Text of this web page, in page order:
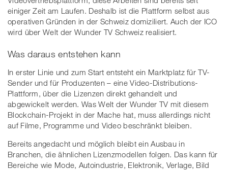
einiger Zeit am Laufen. Deshalb ist die Plattform selbst aus
operativen Gründen in der Schweiz domiziliert. Auch der ICO
wird über Welt der Wunder TV Schweiz realisiert.
Was daraus entstehen kann
In erster Linie und zum Start entsteht ein Marktplatz für TV-
Sender und für Produzenten – eine Video-Distributions-
Plattform, über die Lizenzen direkt gehandelt und
abgewickelt werden. Was Welt der Wunder TV mit diesem
Blockchain-Projekt in der Mache hat, muss allerdings nicht
auf Filme, Programme und Video beschränkt bleiben.
Bereits angedacht und möglich bleibt ein Ausbau in
Branchen, die ähnlichen Lizenzmodellen folgen. Das kann für
Bereiche wie Mode, Autoindustrie, Elektronik, Verlage, Bild